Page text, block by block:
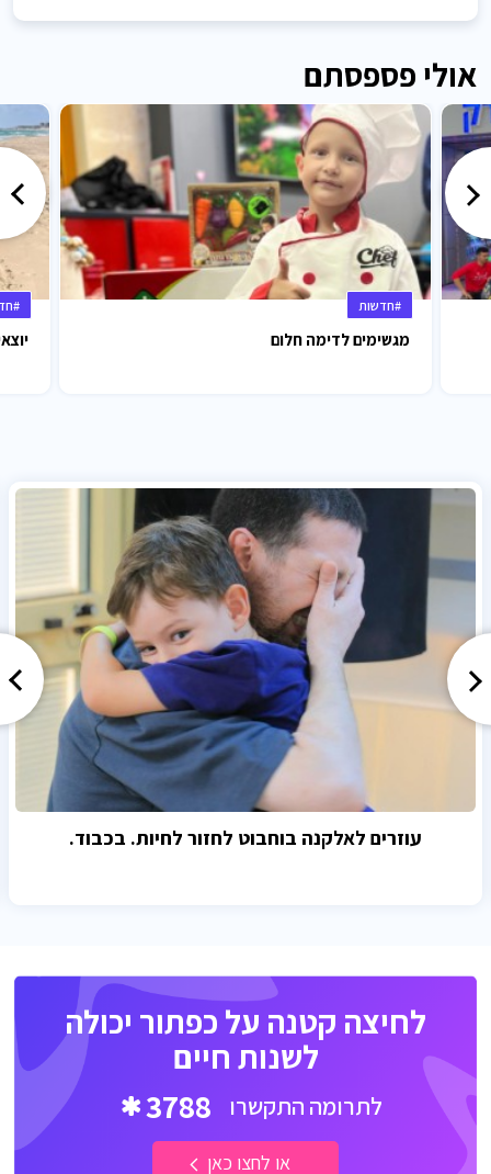
אולי פספסתם
#חדשות
מגשימים לדימה חלום
עוזרים לאלקנה בוחבוט לחזור לחיות. בכבוד.
לחיצה קטנה על כפתור יכולה
לשנות חיים
לתרומה התקשרו 3788
או לחצו כאן